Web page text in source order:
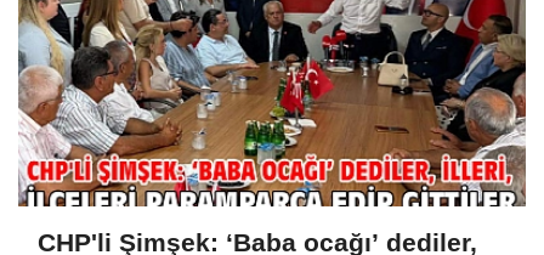
CHP'li Şimşek: ‘Baba ocağı’ dediler,